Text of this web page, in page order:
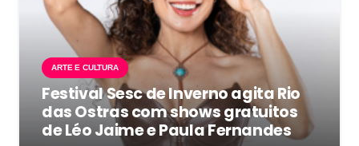
ARTE E CULTURA
Festival Sesc de Inverno agita Rio
das Ostras com shows gratuitos
de Léo Jaime e Paula Fernandes